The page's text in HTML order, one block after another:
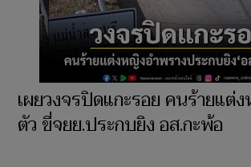
เผยวงจรปิดแกะรอย คนร้ายแต่
ตัว ขี่จยย.ประกบยิง อส.กะพ้อ